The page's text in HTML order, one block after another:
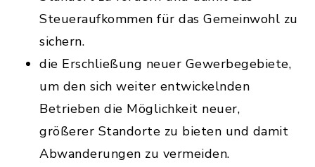
Steueraufkommen für das Gemeinwohl zu
sichern.
die Erschließung neuer Gewerbegebiete,
um den sich weiter entwickelnden
Betrieben die Möglichkeit neuer,
größerer Standorte zu bieten und damit
Abwanderungen zu vermeiden.